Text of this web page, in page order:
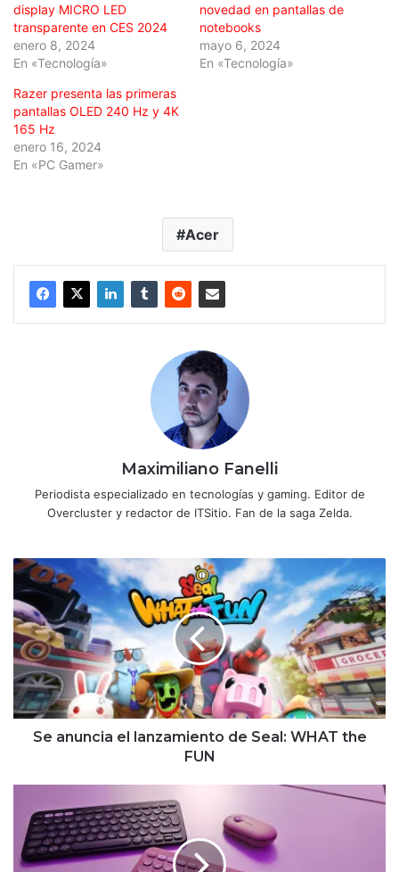
display MICRO LED
transparente en CES 2024
enero 8, 2024
En «Tecnología»
novedad en pantallas de
notebooks
mayo 6, 2024
En «Tecnología»
Razer presenta las primeras
pantallas OLED 240 Hz y 4K
165 Hz
enero 16, 2024
En «PC Gamer»
Acer
Maximiliano Fanelli
Periodista especializado en tecnologías y gaming. Editor de
Overcluster y redactor de ITSitio. Fan de la saga Zelda.
Se
anuncia
el
lanzamiento
de
Seal:
WHAT
the
FUN
Se anuncia el lanzamiento de Seal: WHAT the
FUN
presenta
nuevo
mouse